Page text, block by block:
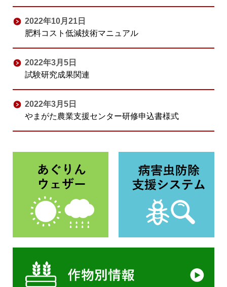
2022年10月21日
肥料コスト低減技術マニュアル
2022年3月5日
試験研究成果関連
2022年3月5日
やまがた農業支援センター研修申込書様式